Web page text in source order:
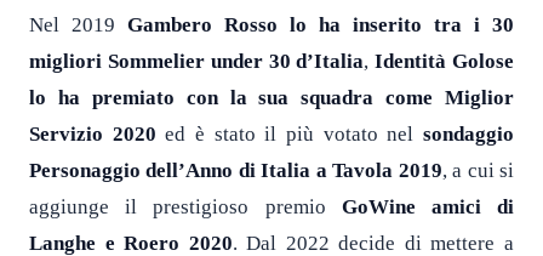
Nel 2019 Gambero Rosso lo ha inserito tra i 30
migliori Sommelier under 30 d’Italia,Identità Golose
lo ha premiato con la sua squadra come Miglior
Servizio 2020 ed è stato il più votato nelsondaggio
Personaggio dell’Anno di Italia a Tavola 2019, a cui si
aggiunge il prestigioso premio GoWine amici di
Langhe e Roero 2020. Dal 2022 decide di mettere a